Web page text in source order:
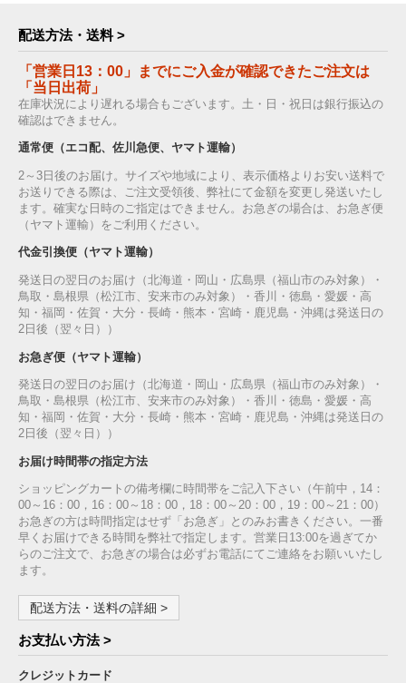
配送方法・送料 >
「営業日13：00」までにご入金が確認できたご注文は
「当日出荷」
在庫状況により遅れる場合もございます。土・日・祝日は銀行振込の
確認はできません。
通常便（エコ配、佐川急便、ヤマト運輸）
2～3日後のお届け。サイズや地域により、表示価格よりお安い送料で
お送りできる際は、ご注文受領後、弊社にて金額を変更し発送いたし
ます。確実な日時のご指定はできません。お急ぎの場合は、お急ぎ便
（ヤマト運輸）をご利用ください。
代金引換便（ヤマト運輸）
発送日の翌日のお届け（北海道・岡山・広島県（福山市のみ対象）・
鳥取・島根県（松江市、安来市のみ対象）・香川・徳島・愛媛・高
知・福岡・佐賀・大分・長崎・熊本・宮崎・鹿児島・沖縄は発送日の
2日後（翌々日））
お急ぎ便（ヤマト運輸）
発送日の翌日のお届け（北海道・岡山・広島県（福山市のみ対象）・
鳥取・島根県（松江市、安来市のみ対象）・香川・徳島・愛媛・高
知・福岡・佐賀・大分・長崎・熊本・宮崎・鹿児島・沖縄は発送日の
2日後（翌々日））
お届け時間帯の指定方法
ショッピングカートの備考欄に時間帯をご記入下さい（午前中，14：
00～16：00，16：00～18：00，18：00～20：00，19：00～21：00）
お急ぎの方は時間指定はせず「お急ぎ」とのみお書きください。一番
早くお届けできる時間を弊社で指定します。営業日13:00を過ぎてか
らのご注文で、お急ぎの場合は必ずお電話にてご連絡をお願いいたし
ます。
配送方法・送料の詳細 >
お支払い方法 >
クレジットカード